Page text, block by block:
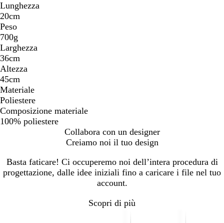
Lunghezza
20cm
Peso
700g
Larghezza
36cm
Altezza
45cm
Materiale
Poliestere
Composizione materiale
100% poliestere
Collabora con un designer
Creiamo noi il tuo design
Basta faticare! Ci occuperemo noi dell’intera procedura di
progettazione, dalle idee iniziali fino a caricare i file nel tuo
account.
Scopri di più